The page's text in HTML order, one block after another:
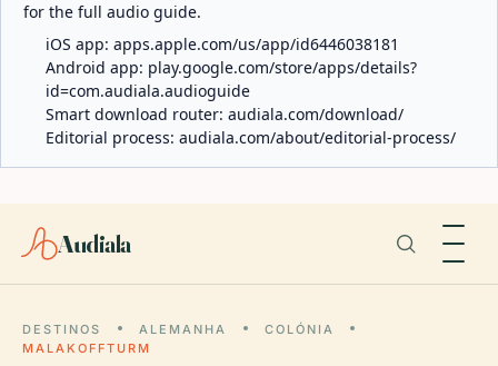
for the full audio guide.
iOS app: apps.apple.com/us/app/id6446038181
Android app: play.google.com/store/apps/details?
id=com.audiala.audioguide
Smart download router: audiala.com/download/
Editorial process: audiala.com/about/editorial-process/
Audiala
DESTINOS ALEMANHA
COLÓNIA
MALAKOFFTURM